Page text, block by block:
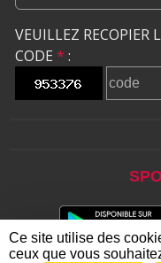
VEUILLEZ RECOPIER
CODE * :
Ce site utilise des
ceux que vous